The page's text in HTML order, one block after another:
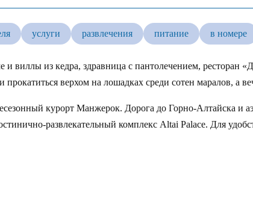
услуги развлечения питание в номере
виллы из кедра, здравница с пантолечением, ресторан
верхом на лошадках среди сотен маралов, а
курорт Манжерок. Дорога до Горно-Алтайска и
развлекательный комплекс Altai Palace. Для